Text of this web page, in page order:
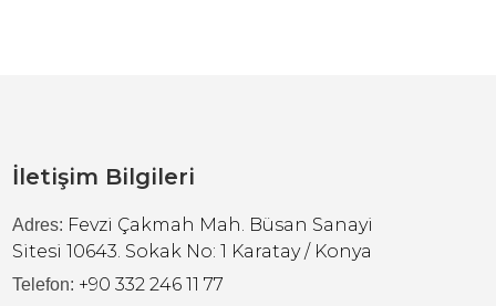
İletişim Bilgileri
Adres: Fevzi Çakmah Mah. Büsan Sanayi
Sitesi 10643. Sokak No: 1 Karatay / Konya
Telefon: +90 332 246 11 77